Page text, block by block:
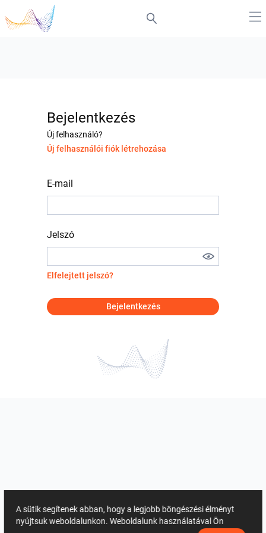
Bejelentkezés
Új felhasználó?
Új felhasználói fiók létrehozása
E-mail
Jelszó
Elfelejtett jelszó?
Bejelentkezés
A sütik segítenek abban, hogy a legjobb böngészési élményt
nyújtsuk weboldalunkon. Weboldalunk használatával Ön